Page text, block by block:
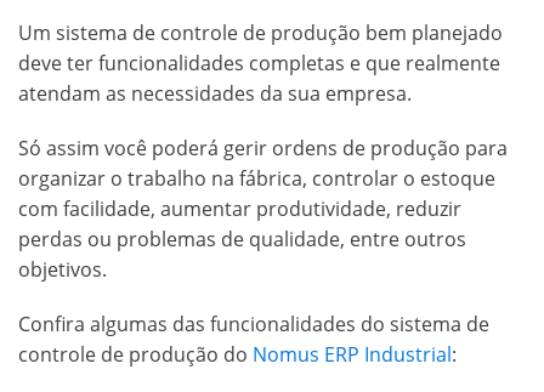
Um sistema de controle de produção bem planejado
deve ter funcionalidades completas e que realmente
atendam as necessidades da sua empresa.
Só assim você poderá gerir ordens de produção para
organizar o trabalho na fábrica, controlar o estoque
com facilidade, aumentar produtividade, reduzir
perdas ou problemas de qualidade, entre outros
objetivos.
Confira algumas das funcionalidades do sistema de
controle de produção do Nomus ERP Industrial: